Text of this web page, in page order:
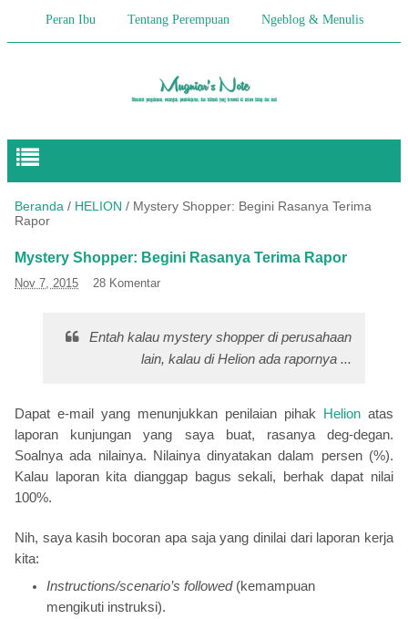
Peran Ibu Tentang Perempuan Ngeblog & Menulis
Pendidikan Anak
Beranda / HELION / Mystery Shopper: Begini Rasanya Terima
Rapor
Mystery Shopper: Begini Rasanya Terima Rapor
Nov 7, 2015 28 Komentar
Entah kalau mystery shopper di perusahaan
lain, kalau di Helion ada rapornya ...
Dapat e-mail yang menunjukkan penilaian pihak Helion atas
laporan kunjungan yang saya buat, rasanya deg-degan.
Soalnya ada nilainya. Nilainya dinyatakan dalam persen (%).
Kalau laporan kita dianggap bagus sekali, berhak dapat nilai
100%.
Nih, saya kasih bocoran apa saja yang dinilai dari laporan kerja
kita:
Instructions/scenario’s followed(kemampuan
mengikuti instruksi).